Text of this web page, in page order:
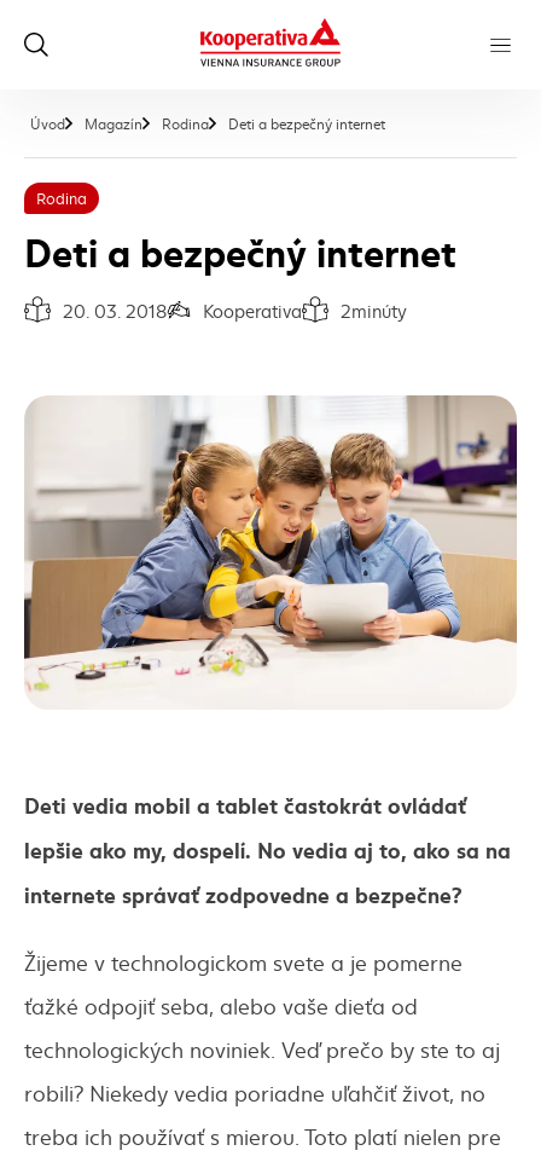
Úvod Magazín Rodina Deti a bezpečný internet, aktuálna stránka
Rodina
Deti a bezpečný internet
Dátum vydania článku:
20. 03. 2018Autor článku:
KooperativaČas na prečítanie článku:
2minúty
Deti vedia mobil a tablet častokrát ovládať
lepšie ako my, dospelí. No vedia aj to, ako sa na
internete správať zodpovedne a bezpečne?
Žijeme v technologickom svete a je pomerne
ťažké odpojiť seba, alebo vaše dieťa od
technologických noviniek. Veď prečo by ste to aj
robili? Niekedy vedia poriadne uľahčiť život, no
treba ich používať s mierou. Toto platí nielen pre